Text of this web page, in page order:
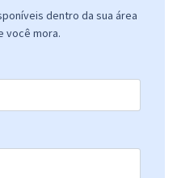
Grosso - Conhecimentos
à vista
39,98 (-20%)
dentro da sua área
você mora.